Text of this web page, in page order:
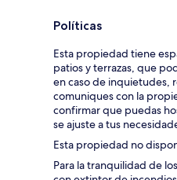
Políticas
Esta propiedad tiene
patios y terrazas, que
en caso de inquietudes,
comuniques con la
confirmar que puedas
se ajuste a tus
Esta propiedad no
Para la tranquilidad de